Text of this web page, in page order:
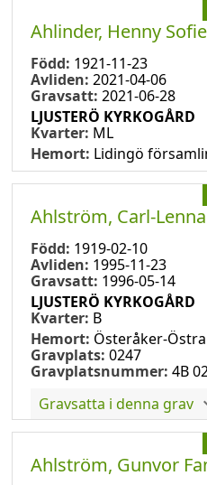
Ahlinder, Henny Sofie
Född: 1921-11-23
Avliden: 2021-04-06
Gravsatt: 2021-06-28
LJUSTERÖ KYRKOGÅRD
Kvarter: ML
Hemort: Lidingö
Ahlström, Carl-
Född: 1919-02-10
Avliden: 1995-11-23
Gravsatt: 1996-05-14
LJUSTERÖ KYRKOGÅRD
Kvarter: B
Hemort: Österåker-
Gravplats: 0247
Gravplatsnummer: 4B
Gravsatta i denna grav
Ahlström, Gunvor